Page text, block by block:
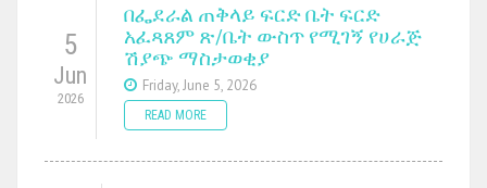
5
Jun
2026
በፌደራል ጠቅላይ ፍርድ ቤት ፍርድ
አፈጻጸም ጽ/ቤት ውስጥ የሚገኝ የሀራጅ
ሽያጭ ማስታወቂያ
Friday, June 5, 2026
READ MORE